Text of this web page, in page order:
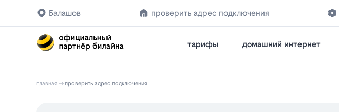
Балашов проверить адрес подключения
тарифы домашний интернет
главная проверить адрес подключения